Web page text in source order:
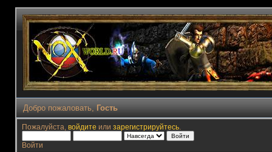
Добро пожаловать, Гость
Пожалуйста, войдите или зарегистрируйтесь.
Войти